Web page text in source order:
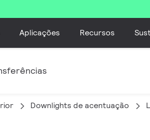
Aplicações Recursos
Downlights de acentuação